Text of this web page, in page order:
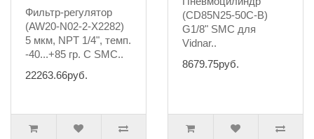
Фильтр-регулятор
(AW20-N02-2-X2282)
5 мкм, NPT 1/4", темп.
-40...+85 гр. С SMC..
22263.66руб.
(CD85N25-50C-B)
G1/8" SMC для
Vidnar..
8679.75руб.